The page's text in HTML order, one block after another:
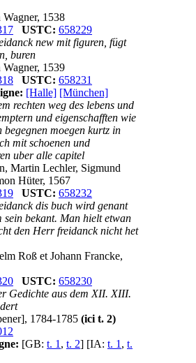
Wagner, 1538
USTC: 658229
new mit figuren, fügt
buren
Wagner, 1539
USTC: 658231
[Halle] [München]
rechten weg des lebens und
und eigenschafften wie
begegnen moegen kurtz in
mit schoenen und
uber alle capitel
Martin Lechler, Sigmund
Hüter, 1567
USTC: 658232
dis buch wird genant
sein bekant. Man hielt etwan
den Herr freidanck nicht het
Roß et Johann Francke,
USTC: 658230
Gedichte aus dem XII. XIII.
1784-1785 (ici t. 2)
[GB: t. 1 , t. 2] [IA: t. 1 , t.